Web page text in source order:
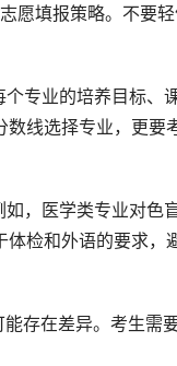
愿填报策略。不要
专业的培养目标、
数线选择专业，更要
，医学类专业对色
体检和外语的要求，
存在差异。考生需